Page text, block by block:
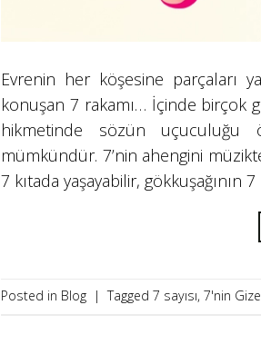
Evrenin her köşesine parçaları
konuşan 7 rakamı… İçinde birçok
hikmetinde sözün uçuculuğu
mümkündür. 7’nin ahengini
7 kıtada yaşayabilir, gökkuşağının
Posted in Blog | Tagged 7 sayısı, 7'nin